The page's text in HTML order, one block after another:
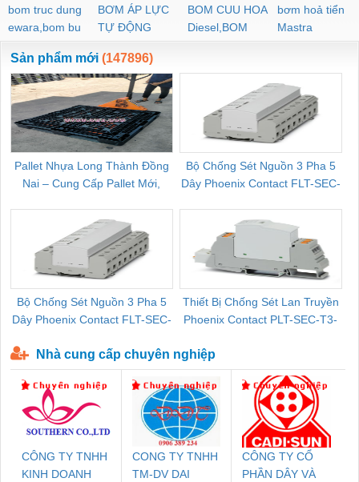
bom truc dung
ewara,bom bu
ewara
BƠM ÁP LỰC
TỰ ĐỘNG
BOM CUU HOA
Diesel,BOM
CHUA CHAY
bơm hoả tiển
Mastra
Sản phẩm mới (147896)
Pallet Nhựa Long Thành Đồng
Nai – Cung Cấp Pallet Mới,
Bộ Chống Sét Nguồn 3 Pha 5
Dây Phoenix Contact FLT-SEC-
Bộ Chống Sét Nguồn 3 Pha 5
Dây Phoenix Contact FLT-SEC-
Thiết Bị Chống Sét Lan Truyền
Phoenix Contact PLT-SEC-T3-
Nhà cung cấp chuyên nghiệp
CÔNG TY TNHH
KINH DOANH
CONG TY TNHH
TM-DV DAI
CÔNG TY CỔ
PHẦN DÂY VÀ